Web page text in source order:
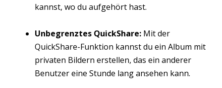
kannst, wo du aufgehört hast.
Unbegrenztes QuickShare: Mit der
QuickShare-Funktion kannst du ein Album mit
privaten Bildern erstellen, das ein anderer
Benutzer eine Stunde lang ansehen kann.